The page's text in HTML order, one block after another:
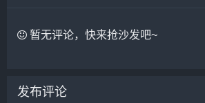
暂无评论，快来抢沙发吧~
发布评论